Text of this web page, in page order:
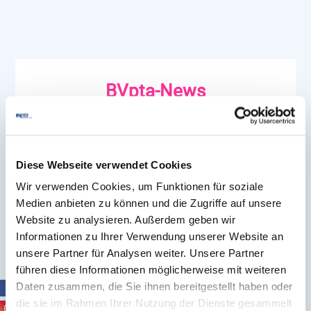
Diese Webseite verwendet Cookies
Wir verwenden Cookies, um Funktionen für soziale
Medien anbieten zu können und die Zugriffe auf unsere
Website zu analysieren. Außerdem geben wir
Informationen zu Ihrer Verwendung unserer Website an
unsere Partner für Analysen weiter. Unsere Partner
führen diese Informationen möglicherweise mit weiteren
Daten zusammen, die Sie ihnen bereitgestellt haben oder
die sie im Rahmen Ihrer Nutzung der Dienste gesammelt
BVpta-News
03.08.2026
NEU: WebCompactium zum RS-Virus